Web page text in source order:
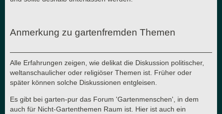
Anmerkung zu gartenfremden Themen
Alle Erfahrungen zeigen, wie delikat die Diskussion politischer,
weltanschaulicher oder religiöser Themen ist. Früher oder
später können solche Diskussionen entgleisen.
Es gibt bei garten-pur das Forum 'Gartenmenschen', in dem
auch für Nicht-Gartenthemen Raum ist. Hier ist auch ein